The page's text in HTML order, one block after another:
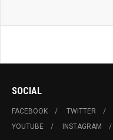
SOCIAL
FACEBOOK TWITTER
YOUTUBE
INSTAGRAM